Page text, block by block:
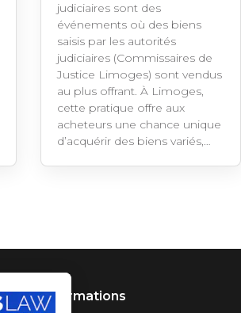
judiciaires sont des
événements où des biens
saisis par les autorités
judiciaires (Commissaires de
Justice Limoges) sont vendus
au plus offrant. À Limoges,
cette pratique offre aux
acheteurs une chance unique
d’acquérir des biens variés,…
Informations